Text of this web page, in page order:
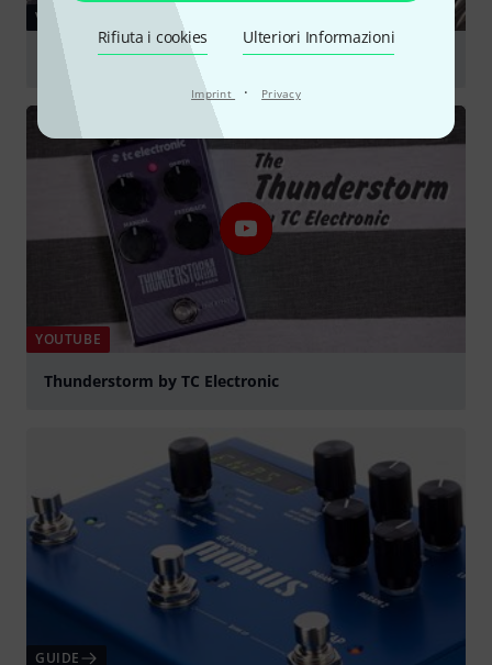
Rifiuta i cookies Ulteriori Informazioni
Imprint · Privacy
VIDEO
tc electronic Thunderstorm Flanger
YOUTUBE
Thunderstorm by TC Electronic
GUIDE